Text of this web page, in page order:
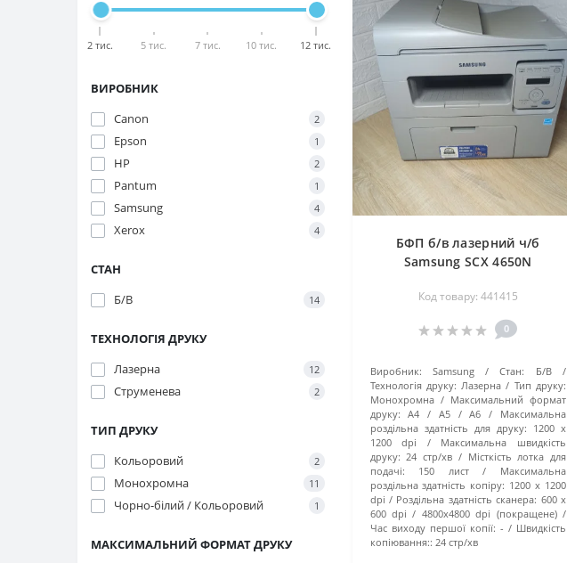
2 тис. 5 тис. 7 тис. 10 тис. 12 тис.
ВИРОБНИК
Canon
2
Epson 1
HP 2
Pantum 1
Samsung 4
Xerox 4
СТАН
Б/В
14
ТЕХНОЛОГІЯ ДРУКУ
Лазерна
12
Струменева 2
ТИП ДРУКУ
Кольоровий
2
Монохромна 11
Чорно-білий / Кольоровий 1
МАКСИМАЛЬНИЙ ФОРМАТ ДРУКУ
БФП б/в лазерний ч/б
Samsung SCX 4650N
Код товару: 441415
0
Виробник: Samsung Стан:
Б/В
Технологія друку: Лазерна
Тип друку:
Монохромна
Максимальний формат
друку:
A4 / A5 / A6
Максимальна
роздільна здатність для друку: 1200 x
1200 dpi
Максимальна швидкість
друку: 24 стр/хв
Місткість лотка для
подачі:
150 лист
Максимальна
роздільна здатність копіру: 1200 х 1200
dpi
Роздільна здатність сканера: 600 x
600 dpi / 4800x4800 dpi (покращене)
Час виходу першої копії: -
Швидкість
копіювання:: 24 стр/хв